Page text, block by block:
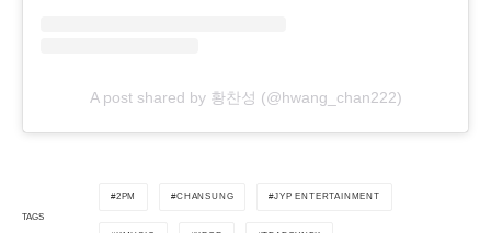
A post shared by 황찬성 (@hwang_chan222)
TAGS
2PM CHANSUNG JYP ENTERTAINMENT